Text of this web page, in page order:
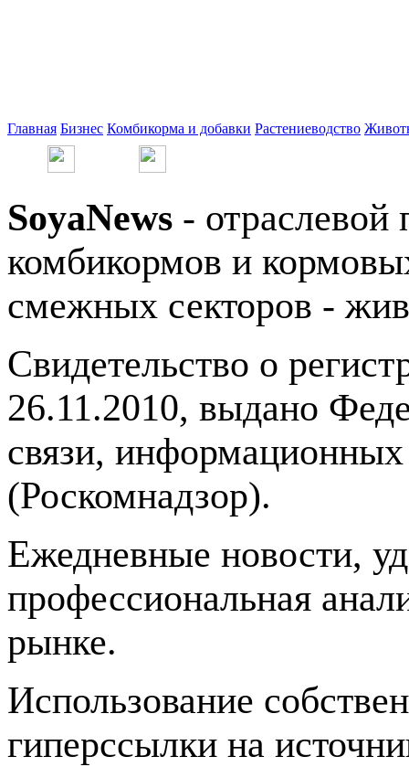
Главная Бизнес Комбикорма и добавки Растениеводство
SoyaNews - отраслевой
комбикормов и
смежных секторов -
Свидетельство о
26.11.2010, выдано
связи,
(Роскомнадзор).
Ежедневные новости,
профессиональная
рынке.
Использование
гиперссылки на